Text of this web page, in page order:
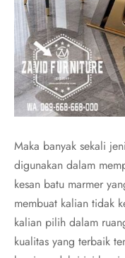
Maka banyak sekali
digunakan dalam
kesan batu marmer
membuat kalian tidak
kalian pilih dalam
kualitas yang terbaik